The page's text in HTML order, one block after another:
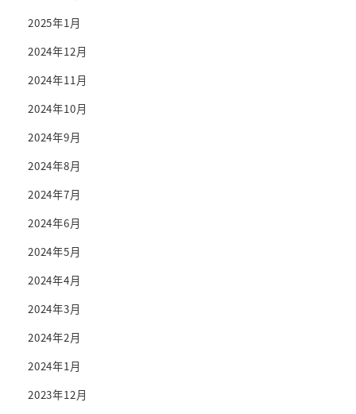
2025年1月
2024年12月
2024年11月
2024年10月
2024年9月
2024年8月
2024年7月
2024年6月
2024年5月
2024年4月
2024年3月
2024年2月
2024年1月
2023年12月